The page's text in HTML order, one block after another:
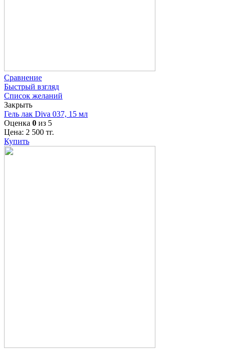
Сравнение
Быстрый взгляд
Список желаний
Закрыть
Гель лак Diva 037, 15 мл
Оценка 0 из 5
Цена: 2 500 тг.
Купить